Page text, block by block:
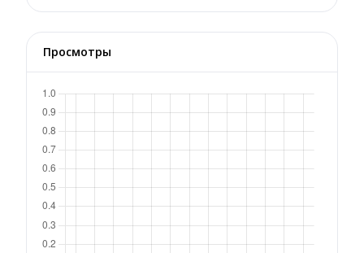
Просмотры